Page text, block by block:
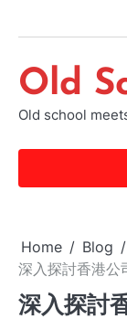
Old
Old school
Home
Blog
深入探討香港公
深入探討